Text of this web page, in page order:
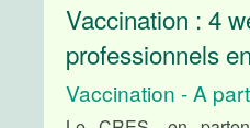
Vaccination : 4
professionnels
Vaccination - A